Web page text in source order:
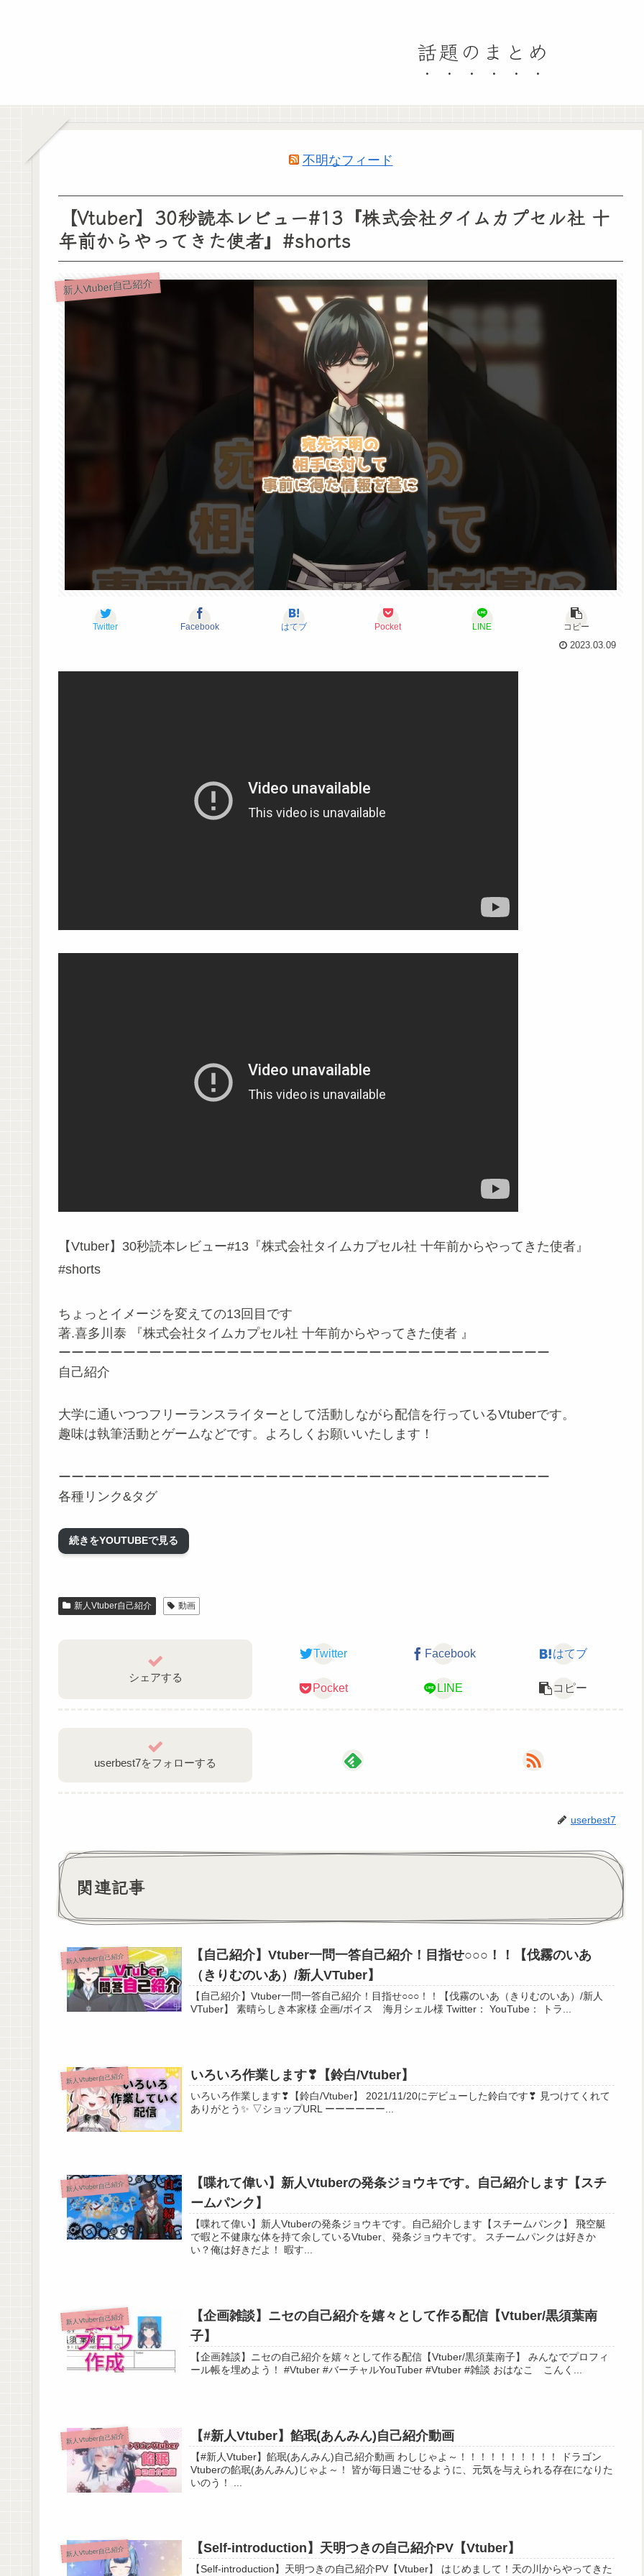
話題のまとめ
不明なフィード
【Vtuber】30秒読本レビュー#13『株式会社タイムカプセル社 十
年前からやってきた使者』#shorts
新人Vtuber自己紹介
Twitter Facebook はてブ Pocket LINE
コピー
2023.03.09
【Vtuber】30秒読本レビュー#13『株式会社タイムカプセル社 十年前からやってきた使者』
#shorts
ちょっとイメージを変えての13回目です
著.喜多川泰 『株式会社タイムカプセル社 十年前からやってきた使者 』
ーーーーーーーーーーーーーーーーーーーーーーーーーーーーーーーーーーーーーー
自己紹介
大学に通いつつフリーランスライターとして活動しながら配信を行っているVtuberです。
趣味は執筆活動とゲームなどです。よろしくお願いいたします！
ーーーーーーーーーーーーーーーーーーーーーーーーーーーーーーーーーーーーーー
各種リンク&タグ
配信タグ #ループタイム
Twitter https://twitter.com/Hearth_writing
マシュマロ https://marshmallow-qa.com/hearth_writing
【自己紹介】作業・勉強、一緒にどうですか？【新人Vtuber】
【自己紹介】ライター志望Vtuber一問一答自己紹介【Vtuber/Hearth】
【歌ってみた】驟雨は囃子 / covered by Hearth
https://youtu.be/Tjkzo_khhCE
【Vtuber】30秒読本レビュー#13『株式会社タイムカプセル社 十年前からやってきた使者』
#shorts
続きをYOUTUBEで見る
新人Vtuber自己紹介 動画
シェアする
Twitter Facebook はてブ
Pocket LINE コピー
userbest7をフォローする
userbest7
関連記事
新人Vtuber自己紹介
【自己紹介】Vtuber一問一答自己紹介！目指せ○○○！！【伐霧のいあ
（きりむのいあ）/新人VTuber】
【自己紹介】Vtuber一問一答自己紹介！目指せ○○○！！【伐霧のいあ（きりむのいあ）/新人
VTuber】 素晴らしき本家様 企画/ボイス 海月シェル様 Twitter： YouTube： トラ...
新人Vtuber自己紹介 いろいろ作業します❣【鈴白/Vtuber】
いろいろ作業します❣【鈴白/Vtuber】 2021/11/20にデビューした鈴白です❣ 見つけてくれて
ありがとう✨ ▽ショップURL ーーーーーー...
新人Vtuber自己紹介
【喋れて偉い】新人Vtuberの発条ジョウキです。自己紹介します【スチ
ームパンク】
【喋れて偉い】新人Vtuberの発条ジョウキです。自己紹介します【スチームパンク】 飛空艇
で暇と不健康な体を持て余しているVtuber、発条ジョウキです。 スチームパンクは好きか
い？俺は好きだよ！ 暇す...
新人Vtuber自己紹介
【企画雑談】ニセの自己紹介を嬉々として作る配信【Vtuber/黒須葉南
子】
【企画雑談】ニセの自己紹介を嬉々として作る配信【Vtuber/黒須葉南子】 みんなでプロフィ
ール帳を埋めよう！ #Vtuber #バーチャルYouTuber #Vtuber #雑談 おはなこ こんく...
新人Vtuber自己紹介 【#新人Vtuber】餡珉(あんみん)自己紹介動画
【#新人Vtuber】餡珉(あんみん)自己紹介動画 わしじゃよ～！！！！！！！！！！ ドラゴン
Vtuberの餡珉(あんみん)じゃよ～！ 皆が毎日過ごせるように、元気を与えられる存在になりた
新人Vtuber自己紹介 【Self-introduction】天明つきの自己紹介PV【Vtuber】
【Self-introduction】天明つきの自己紹介PV【Vtuber】 はじめまして！天の川からやってきた